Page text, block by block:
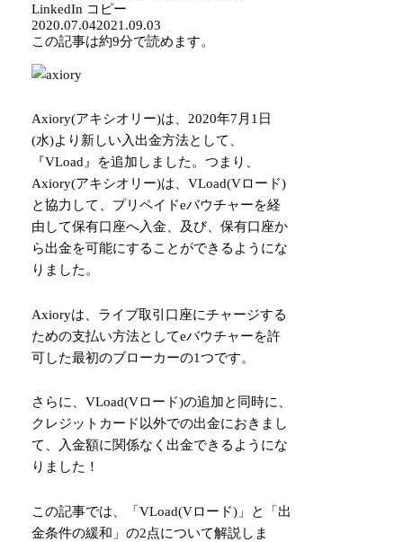
LinkedIn コピー
2020.07.042021.09.03
この記事は約9分で読めます。
Axiory(アキシオリー)は、2020年7月1日
(水)より新しい入出金方法として、
『VLoad』を追加しました。つまり、
Axiory(アキシオリー)は、VLoad(Vロード)
と協力して、プリペイドeバウチャーを経
由して保有口座へ入金、及び、保有口座か
ら出金を可能にすることができるようにな
りました。
Axioryは、ライブ取引口座にチャージする
ための支払い方法としてeバウチャーを許
可した最初のブローカーの1つです。
さらに、VLoad(Vロード)の追加と同時に、
クレジットカード以外での出金におきまし
て、入金額に関係なく出金できるようにな
りました！
この記事では、「VLoad(Vロード)」と「出
金条件の緩和」の2点について解説しま